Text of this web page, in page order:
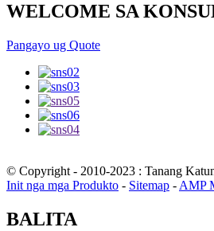
WELCOME SA
Pangayo ug Quote
© Copyright - 2010-2023 : Tanang
Init nga mga Produkto - Sitemap - AMP
BALITA